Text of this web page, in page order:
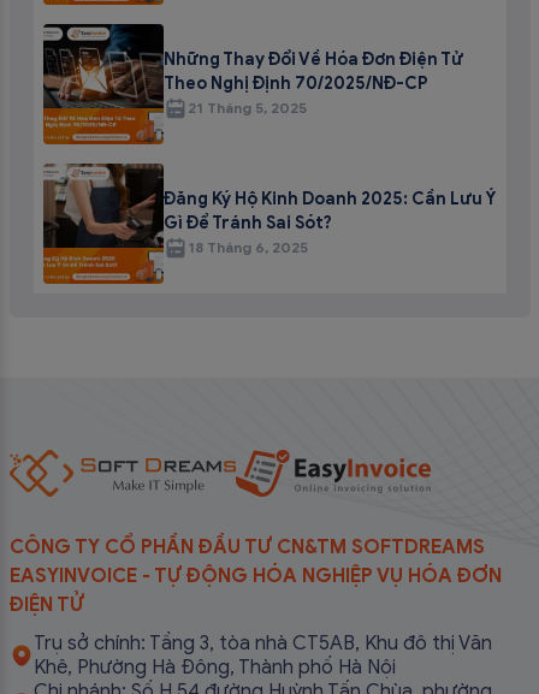
Những Thay Đổi Về Hóa Đơn Điện Tử
Theo Nghị Định 70/2025/NĐ-CP
21 Tháng 5, 2025
Đăng Ký Hộ Kinh Doanh 2025: Cần Lưu Ý
Gì Để Tránh Sai Sót?
18 Tháng 6, 2025
CÔNG TY CỔ PHẦN ĐẦU TƯ CN&TM SOFTDREAMS
EASYINVOICE - TỰ ĐỘNG HÓA NGHIỆP VỤ HÓA ĐƠN
ĐIỆN TỬ
Trụ sở chính: Tầng 3, tòa nhà CT5AB, Khu đô thị Văn
Khê, Phường Hà Đông, Thành phố Hà Nội